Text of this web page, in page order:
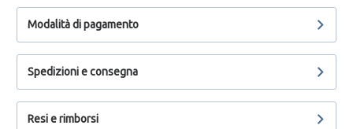
Modalità di pagamento
Spedizioni e consegna
Resi e rimborsi